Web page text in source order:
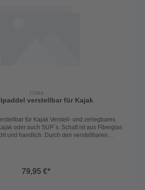
77454
verstellbar für Kajak
für Kajak Verstell- und zerlegbares
oder auch SUP´s. Schaft ist aus Fiberglas
und handlich. Durch den verstellbaren
79,95 €*